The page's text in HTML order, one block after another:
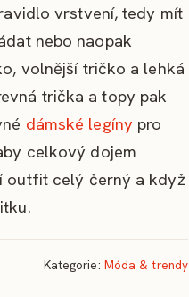
vrstvení, tedy mít
nebo naopak
volnější tričko a lehká
trička a topy pak
dámské legíny pro
celkový dojem
outfit celý černý a když
Kategorie: Móda & trendy